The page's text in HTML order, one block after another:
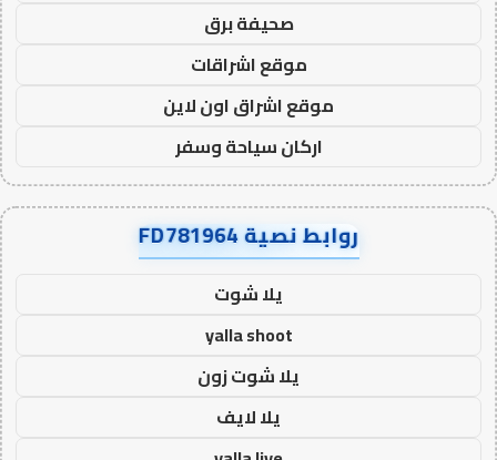
صحيفة برق
موقع اشراقات
موقع اشراق اون لاين
اركان سياحة وسفر
روابط نصية FD781964
يلا شوت
yalla shoot
يلا شوت زون
يلا لايف